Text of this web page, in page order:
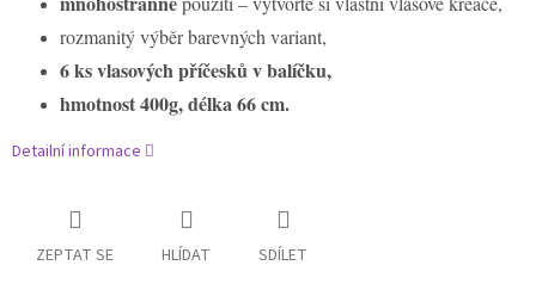
rozmanitý výběr barevných variant,
6 ks vlasových příčesků v balíčku,
hmotnost 400g, délka 66 cm.
Detailní informace
ZEPTAT SE HLÍDAT SDÍLET